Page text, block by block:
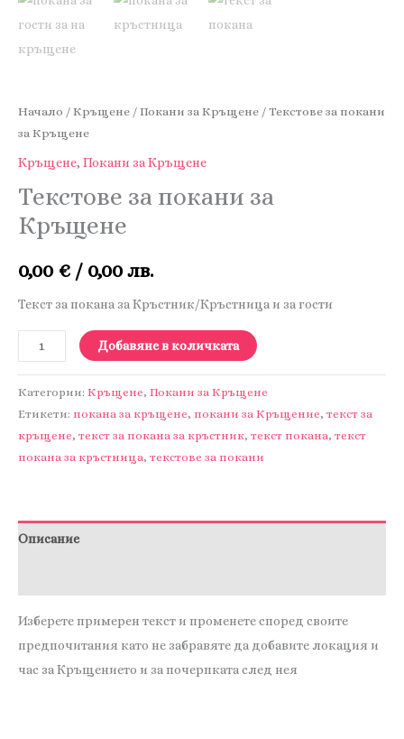
Начало / Кръщене / Покани за Кръщене / Текстове за покани
за Кръщене
Кръщене, Покани за Кръщене
Текстове за покани за
Кръщене
0,00 € / 0,00 лв.
Текст за покана за Кръстник/Кръстница и за гости
количество
за
Текстове
за
покани
за
Добавяне в количката
Категории: Кръщене, Покани за Кръщене
Етикети: покана за кръщене, покани за Кръщение, текст за
кръщене, текст за покана за кръстник, текст покана, текст
покана за кръстница, текстове за покани
Описание
Изберете примерен текст и променете според своите
предпочитания като не забравяте да добавите локация и
час за Кръщението и за почерпката след нея